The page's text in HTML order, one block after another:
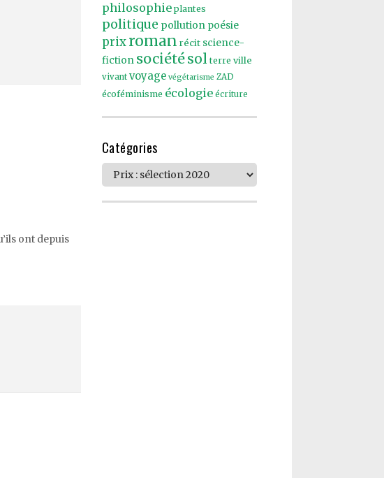
ont depuis
philosophie plantes
politique pollution poésie
prix roman récit science-
fiction sociétésol terre ville
vivant voyage végétarisme ZAD
écoféminisme écologie écriture
Catégories
Catégories